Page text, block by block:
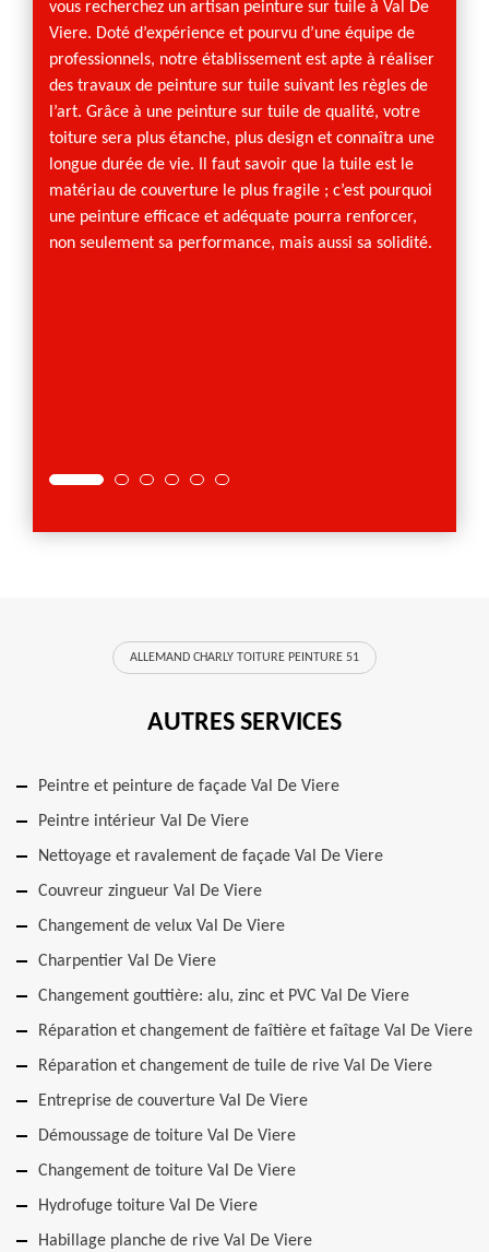
vous recherchez un artisan peinture sur tuile à Val De
Viere. Doté d’expérience et pourvu d’une équipe de
professionnels, notre établissement est apte à réaliser
des travaux de peinture sur tuile suivant les règles de
l’art. Grâce à une peinture sur tuile de qualité, votre
toiture sera plus étanche, plus design et connaîtra une
longue durée de vie. Il faut savoir que la tuile est le
matériau de couverture le plus fragile ; c’est pourquoi
une peinture efficace et adéquate pourra renforcer,
non seulement sa performance, mais aussi sa solidité.
ALLEMAND CHARLY TOITURE PEINTURE 51
AUTRES SERVICES
Peintre et peinture de façade Val De Viere
Peintre intérieur Val De Viere
Nettoyage et ravalement de façade Val De Viere
Couvreur zingueur Val De Viere
Changement de velux Val De Viere
Charpentier Val De Viere
Changement gouttière: alu, zinc et PVC Val De Viere
Réparation et changement de faîtière et faîtage Val De Viere
Réparation et changement de tuile de rive Val De Viere
Entreprise de couverture Val De Viere
Démoussage de toiture Val De Viere
Changement de toiture Val De Viere
Hydrofuge toiture Val De Viere
Habillage planche de rive Val De Viere